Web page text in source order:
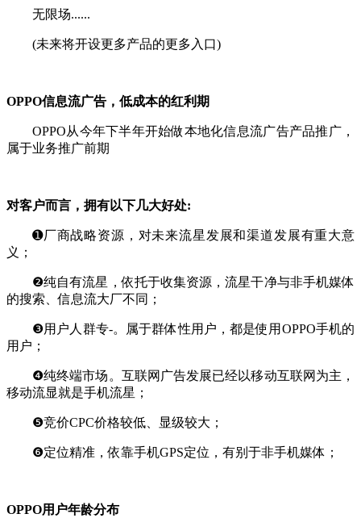
无限场......
(未来将开设更多产品的更多入口)
OPPO信息流广告，低成本的红利期
OPPO从今年下半年开始做本地化信息流广告产品推广，
属于业务推广前期
对客户而言，拥有以下几大好处:
➊厂商战略资源，对未来流星发展和渠道发展有重大意
义；
❷纯自有流星，依托于收集资源，流星干净与非手机媒体
的搜索、信息流大厂不同；
❸用户人群专-。属于群体性用户，都是使用OPPO手机的
用户；
❹纯终端市场。互联网广告发展已经以移动互联网为主，
移动流显就是手机流星；
❺竞价CPC价格较低、显级较大；
❻定位精准，依靠手机GPS定位，有别于非手机媒体；
OPPO用户年龄分布